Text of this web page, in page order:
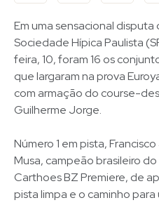
Em uma sensacional
Sociedade Hípica Paulista
feira, 10, foram 16 os
que largaram na prova
com armação do course-
Guilherme Jorge.
Número 1 em pista,
Musa, campeão brasileiro
Carthoes BZ Premiere, de
pista limpa e o caminho